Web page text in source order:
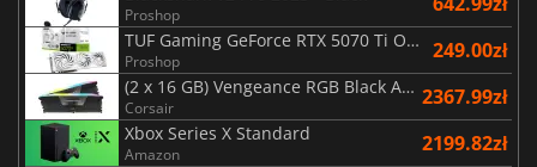
Proshop
TUF Gaming GeForce RTX 5070 Ti OC White Edition 16GB
Proshop 249.00zł
(2 x 16 GB) Vengeance RGB Black AMD Expo 6000 MHz - CAS 30
Corsair 2367.99zł
Xbox Series X Standard
Amazon 2199.82zł